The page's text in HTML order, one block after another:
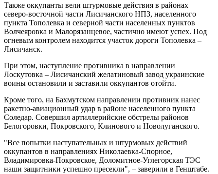
Также оккупанты вели штурмовые действия в районах
северо-восточной части Лисичанского НПЗ, населенного
пункта Тополевка и северной части населенных пунктов
Волчеяровка и Малорязанцевое, частично имеют успех. Под
огневым контролем находится участок дороги Тополевка –
Лисичанск.
При этом, наступление противника в направлении
Лоскутовка – Лисичанский желатиновый завод украинские
воины остановили и заставили оккупантов отойти.
Кроме того, на Бахмутском направлении противник нанес
ракетно-авиационный удар в районе населенного пункта
Соледар. Совершил артиллерийские обстрелы районов
Белогоровки, Покровского, Клинового и Новолуганского.
"Все попытки наступательных и штурмовых действий
оккупантов в направлениях Николаевка-Спорное,
Владимировка-Покровское, Доломитное-Углегорская ТЭС
наши защитники успешно пресекли", – заверили в Генштабе.